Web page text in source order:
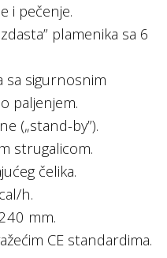
i pečenje.
plamenika sa 6
sa sigurnosnim
paljenjem.
(„stand-by”).
strugalicom.
čelika.
h.
mm.
CE standardima.